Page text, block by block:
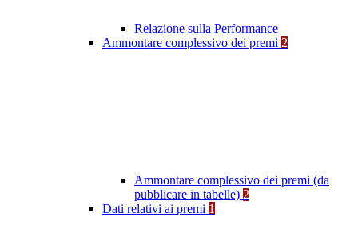
Relazione sulla Performance
Ammontare complessivo dei premi 2
Ammontare complessivo dei premi (da
pubblicare in tabelle) 2
Dati relativi ai premi 1